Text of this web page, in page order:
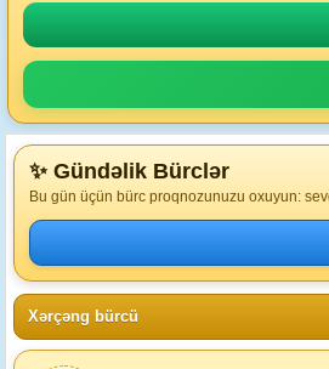
✨ Gündəlik Bürclər
Bu gün üçün bürc proqnozunuzu oxuyun:
Xərçəng bürcü